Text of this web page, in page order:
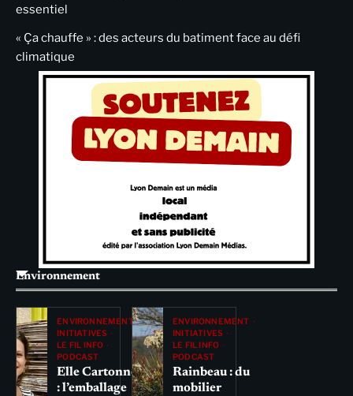
essentiel
« Ça chauffe » : des acteurs du batiment face au défi
climatique
Environnement
ENVIRONNEMENT
INITIATIVES
LE FIL INFO
PODCAST
Elle Cartonne
: l’emballage
ENVIRONNEMENT
INITIATIVES
LE FIL INFO
PODCAST
Rainbeau : du
mobilier